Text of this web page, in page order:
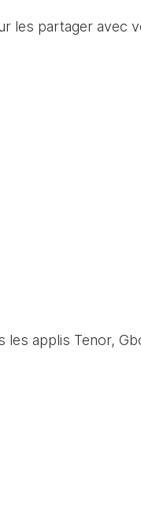
les partager avec
applis Tenor,